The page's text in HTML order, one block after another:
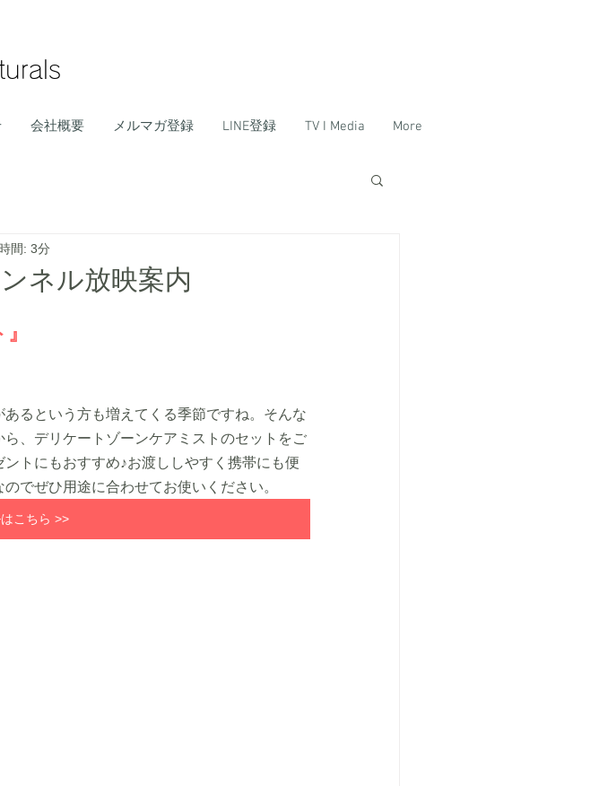
会社概要 メルマガ登録 LINE登録 TV I Media More
ネル放映案内
間: 3分
るという方も増えてくる季節ですね。そんな
、デリケートゾーンケアミストのセットをご
トにもおすすめ♪お渡ししやすく携帯にも便
でぜひ用途に合わせてお使いください。
こちら >>